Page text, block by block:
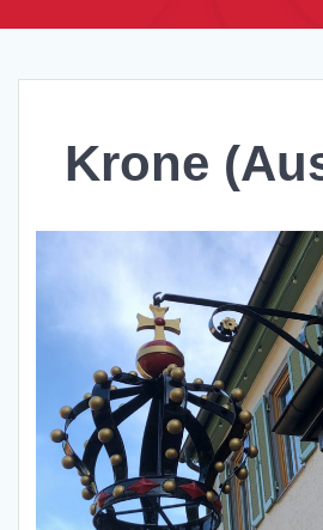
Krone